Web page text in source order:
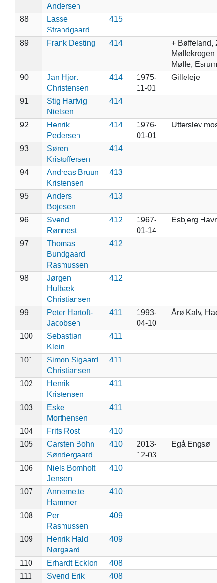
Andersen
88
Lasse
Strandgaard
415
89 Frank Desting 414
+ Bøffeland,
Møllekrogen
Mølle,
90
Jan Hjort
Christensen
414
1975-
11-01
Gilleleje
91
Stig Hartvig
Nielsen
414
92
Henrik
Pedersen
414
1976-
01-01
Utterslev
93
Søren
Kristoffersen
414
94
Andreas Bruun
Kristensen
413
95
Anders
Bojesen
413
96
Svend
Rønnest
412
1967-
01-14
Esbjerg
97
Thomas
Bundgaard
Rasmussen
412
98
Jørgen
Hulbæk
Christiansen
412
99
Peter Hartoft-
Jacobsen
411
1993-
04-10
Årø Kalv,
100
Sebastian
Klein
411
101
Simon Sigaard
Christiansen
411
102
Henrik
Kristensen
411
103
Eske
Morthensen
411
104 Frits Rost
410
105
Carsten Bohn
Søndergaard
410
2013-
12-03
Egå Engsø
106
Niels Bomholt
Jensen
410
107
Annemette
Hammer
410
108
Per
Rasmussen
409
109
Henrik Hald
Nørgaard
409
110 Erhardt Ecklon
408
111
Svend Erik
408